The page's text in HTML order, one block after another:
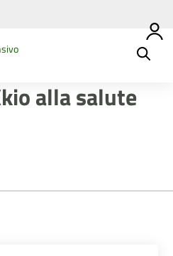
alla salute